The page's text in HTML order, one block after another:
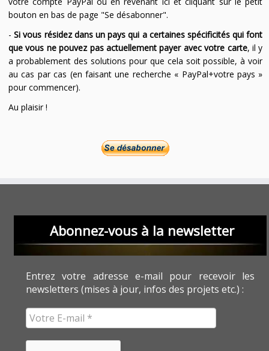
bouton en bas de page "Se désabonner".
-Si vous résidez dans un pays qui a certaines spécificités qui font
que vous ne pouvez pas actuellement payer avec votre carte, il y
a probablement des solutions pour que cela soit possible, à voir
au cas par cas (en faisant une recherche « PayPal+votre pays »
pour commencer).
Au plaisir !
Abonnez-vous à la newsletter
Entrez votre adresse e-mail pour recevoir les
newsletters (mises à jour, infos des projets etc.) :